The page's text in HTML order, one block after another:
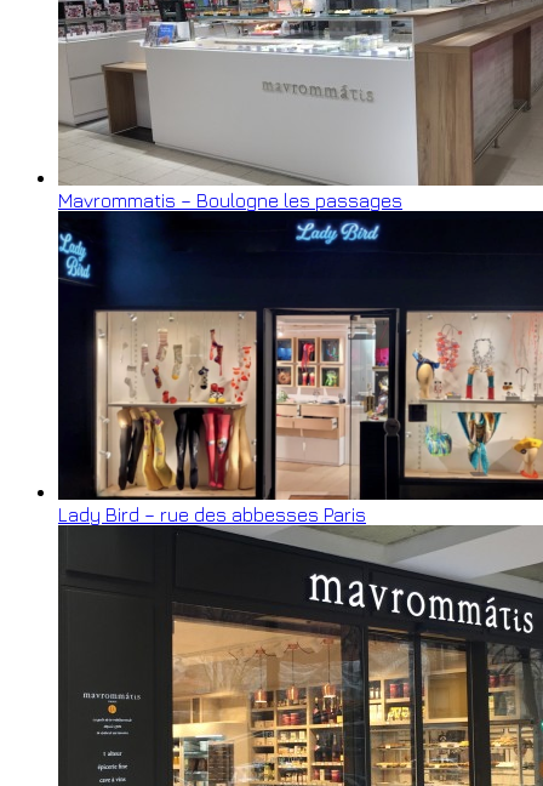
Mavrommatis – Boulogne les passages
Lady Bird – rue des abbesses Paris